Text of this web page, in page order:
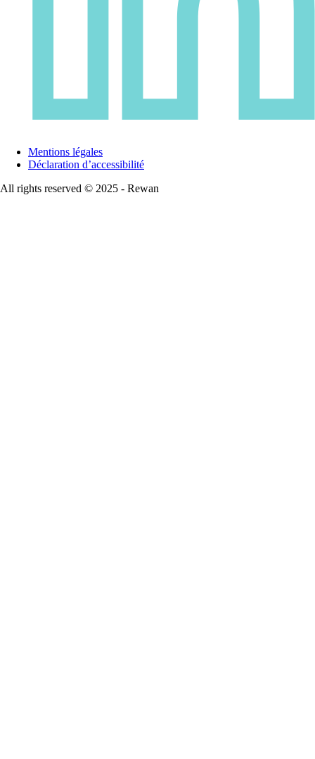
Mentions légales
Déclaration d’accessibilité
All rights reserved © 2025 - Rewan